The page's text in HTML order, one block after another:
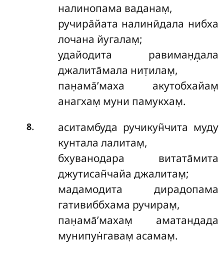
налинопама ваданам̣,
ручира̄йата налинӣдала нибха
лочана йугалам̣;
удайодита равиман̣д̣ала
джалита̄мала нит̣илам̣,
пан̣ама̄’маха акутобхайам̣
анагхам̣ муни памукхам̣.
8.
аситамбуда ручикун̃чита муду
кунтала лалитам̣,
бхуванодара витата̄мита
джутисан̃чайа джалитам̣;
мадамодита дирадопама
гативиббхама ручирам̣,
пан̣ама̄’махам̣ аматандада
мунипун̇гавам̣ асамам̣.